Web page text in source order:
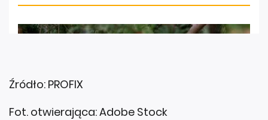
Źródło: PROFIX
Fot. otwierająca: Adobe Stock